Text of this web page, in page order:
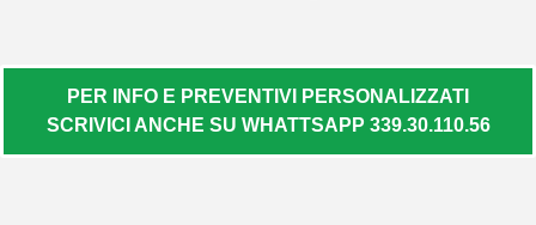
PER INFO E PREVENTIVI PERSONALIZZATI
SCRIVICI ANCHE SU WHATTSAPP 339.30.110.56